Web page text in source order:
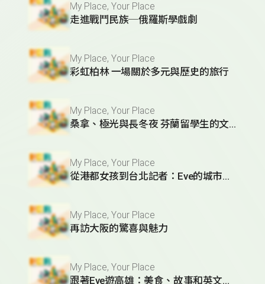
My Place, Your Place
走進戰鬥民族─俄羅斯學戲劇
My Place, Your Place
彩虹柏林 一場關於多元與歷史的旅行
My Place, Your Place
桑拿、極光與長冬夜 芬蘭留學生的文化全體驗
My Place, Your Place
從港都女孩到台北記者：Eve的城市故事
My Place, Your Place
再訪大阪的驚喜與魅力
My Place, Your Place
跟著Eve遊高雄：美食、故事和英文學起來